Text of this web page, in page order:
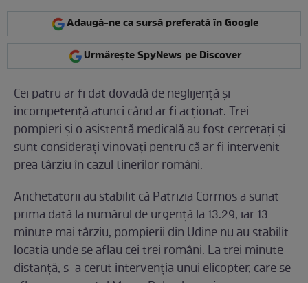
Adaugă-ne ca sursă preferată în Google
Urmărește SpyNews pe Discover
Cei patru ar fi dat dovadă de neglijență și
incompetență atunci când ar fi acționat. Trei
pompieri și o asistentă medicală au fost cercetați și
sunt considerați vinovați pentru că ar fi intervenit
prea târziu în cazul tinerilor români.
Anchetatorii au stabilit că Patrizia Cormos a sunat
prima dată la numărul de urgență la 13.29, iar 13
minute mai târziu, pompierii din Udine nu au stabilit
locația unde se aflau cei trei români. La trei minute
distanță, s-a cerut intervenția unui elicopter, care se